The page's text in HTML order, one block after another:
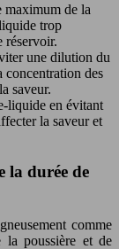
maximum de la
trop
réservoir.
une dilution du
concentration des
saveur.
liquide en évitant
la saveur et
la durée de
comme
la poussière et de